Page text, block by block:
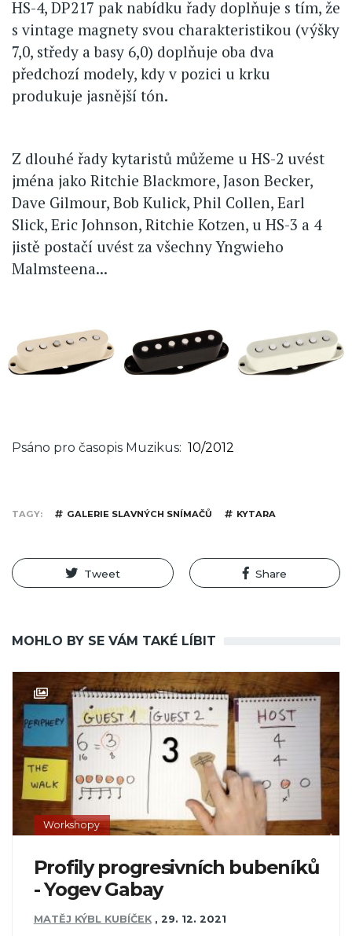
HS-4, DP217 pak nabídku řady doplňuje s tím, že
s vintage magnety svou charakteristikou (výšky
7,0, středy a basy 6,0) doplňuje oba dva
předchozí modely, kdy v pozici u krku
produkuje jasnější tón.
Z dlouhé řady kytaristů můžeme u HS-2 uvést
jména jako Ritchie Blackmore, Jason Becker,
Dave Gilmour, Bob Kulick, Phil Collen, Earl
Slick, Eric Johnson, Ritchie Kotzen, u HS-3 a 4
jistě postačí uvést za všechny Yngwieho
Malmsteena...
Psáno pro časopis Muzikus 10/2012
TAGY GALERIE SLAVNÝCH SNÍMAČŮ KYTARA
Tweet Share
MOHLO BY SE VÁM TAKÉ LÍBIT
Workshopy
Profily progresivních bubeníků
- Yogev Gabay
MATĚJ KÝBL KUBÍČEK , 29. 12. 2021